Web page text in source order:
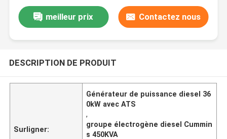
meilleur prix Contactez nous
DESCRIPTION DE PRODUIT
Surligner:
Générateur de puissance diesel 36
0kW avec ATS
,
groupe électrogène diesel Cummin
s 450KVA